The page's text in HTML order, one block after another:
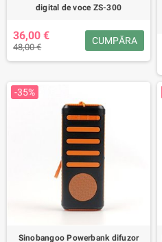
digital de voce ZS-300
36,00 €
48,00 €
CUMPĂRA
-35%
Sinobangoo Powerbank difuzor